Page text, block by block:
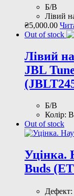
Б/В
Лівий
₴5,000.00
Out of stock
Лівий
JBL
Б/В
Колір:
Out of stock
Уцінка.
Buds